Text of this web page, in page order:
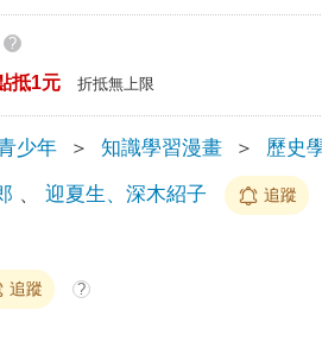
?
抵1元 折抵無上限
少年 ＞ 知識學習漫畫 ＞ 歷史
、迎夏生、深木紹子 追蹤
追蹤 ?